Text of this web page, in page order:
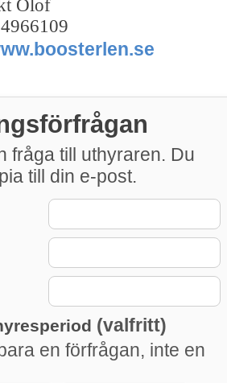
Olof
fråga till uthyraren. Du
till din e-post.
(valfritt)
en förfrågan, inte en